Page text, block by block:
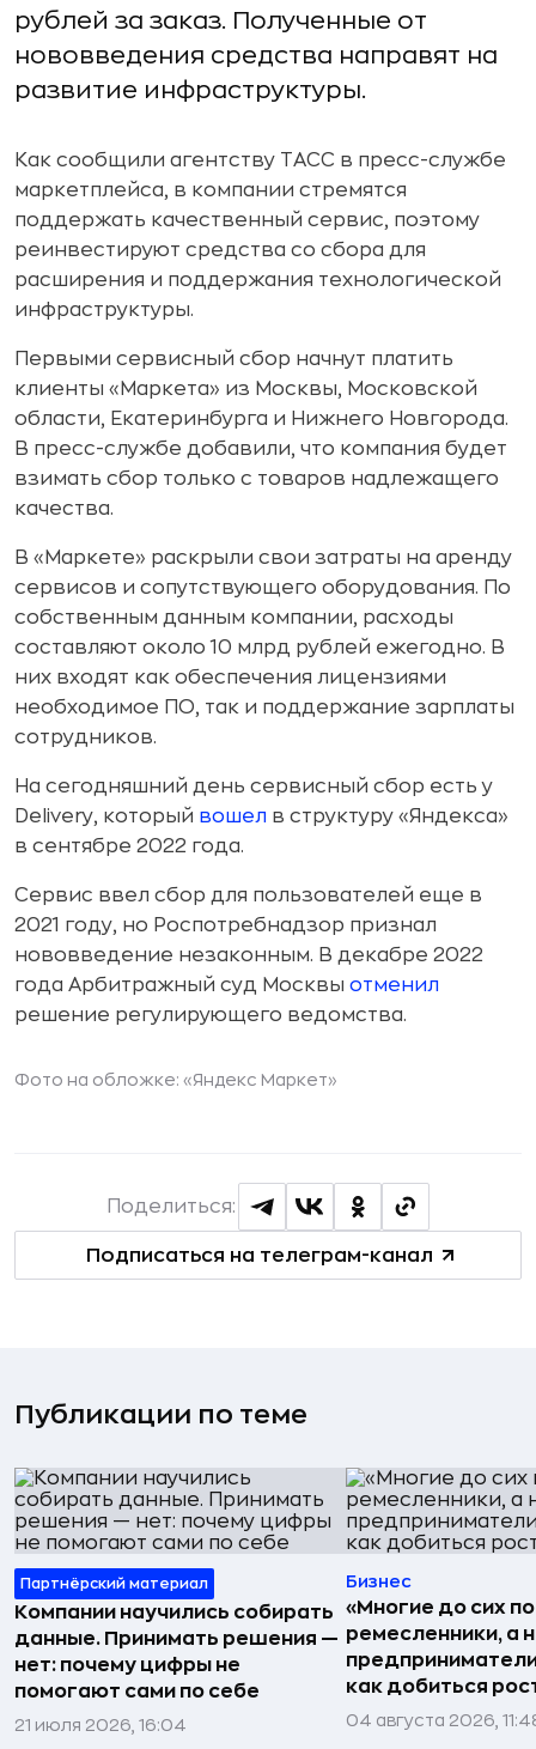
рублей за заказ. Полученные от
нововведения средства направят на
развитие инфраструктуры.
Как сообщили агентству ТАСС в пресс-службе
маркетплейса, в компании стремятся
поддержать качественный сервис, поэтому
реинвестируют средства со сбора для
расширения и поддержания технологической
инфраструктуры.
Первыми сервисный сбор начнут платить
клиенты «Маркета» из Москвы, Московской
области, Екатеринбурга и Нижнего Новгорода.
В пресс-службе добавили, что компания будет
взимать сбор только с товаров надлежащего
качества.
В «Маркете» раскрыли свои затраты на аренду
сервисов и сопутствующего оборудования. По
собственным данным компании, расходы
составляют около 10 млрд рублей ежегодно. В
них входят как обеспечения лицензиями
необходимое ПО, так и поддержание зарплаты
сотрудников.
На сегодняшний день сервисный сбор есть у
Delivery, который вошел в структуру «Яндекса»
в сентябре 2022 года.
Сервис ввел сбор для пользователей еще в
2021 году, но Роспотребнадзор признал
нововведение незаконным. В декабре 2022
года Арбитражный суд Москвы отменил
решение регулирующего ведомства.
Фото на обложке: «Яндекс Маркет»
Подписаться на телеграм-канал
Поделиться:
Публикации по теме
Партнёрский материал
Компании научились собирать
данные. Принимать решения —
нет: почему цифры не
помогают сами по себе
21 июля 2026, 16:04
Бизнес
«Многие до сих
ремесленники, а
как добиться
04 августа 2026,